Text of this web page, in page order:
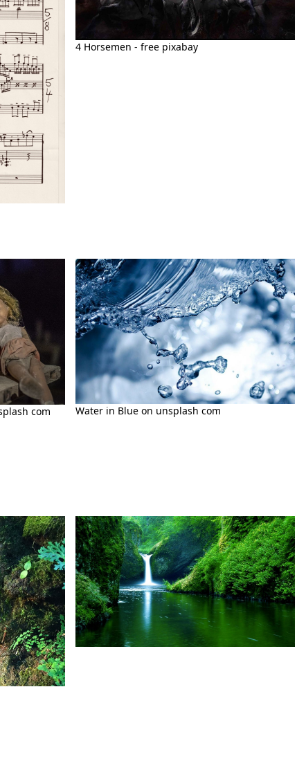
4 Horsemen - free pixabay
com Water in Blue on unsplash com